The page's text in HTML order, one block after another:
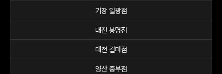
기장 일광점
대전 봉명점
대전 갈마점
양산 중부점